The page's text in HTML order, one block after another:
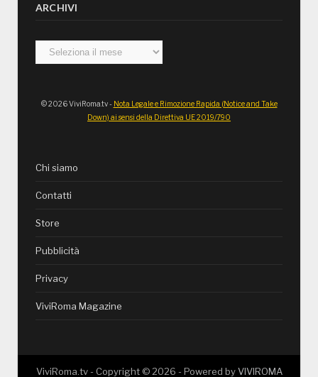
ARCHIVI
Archivi
© 2026 ViviRoma.tv - Nota Legale e Rimozione Rapida (Notice and Take
Down) ai sensi della Direttiva UE 2019/790
Chi siamo
Contatti
Store
Pubblicità
Privacy
ViviRoma Magazine
ViviRoma.tv - Copyright ©2026 - Powered byVIVIROMA